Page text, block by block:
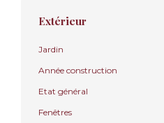
Extérieur
Jardin
Année construction
Etat général
Fenêtres